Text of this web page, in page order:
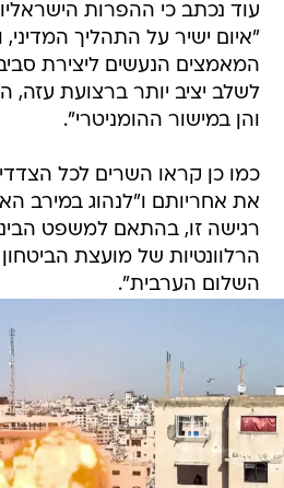
עוד נכתב כי ההפרות
"איום ישיר על התהליך
המאמצים הנעשים ליצירת
לשלב יציב יותר ברצועת עזה,
והן במישור ההומניטרי".
כמו כן קראו השרים לכל
את אחריותם ו"לנהוג במירב
רגישה זו, בהתאם למשפט
הרלוונטיות של מועצת
השלום הערבית".